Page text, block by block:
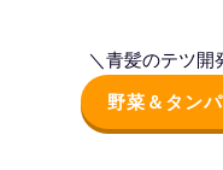
＼青髪のテツ開
野菜＆タン